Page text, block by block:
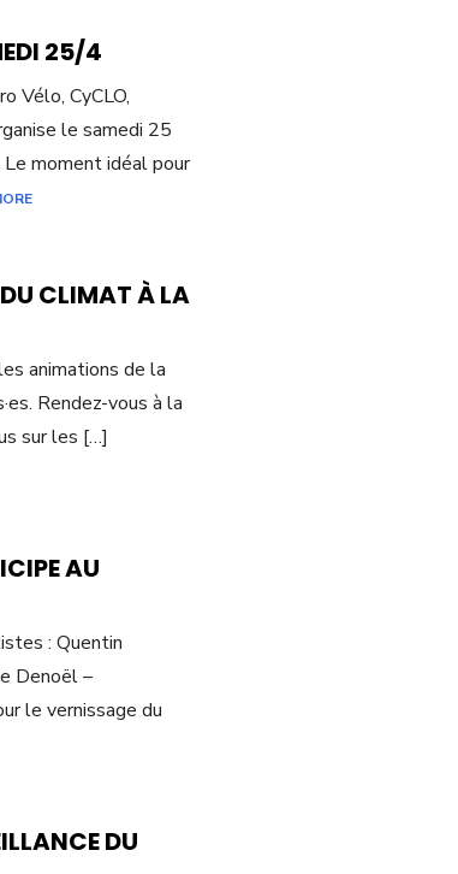
25/4
Vélo, CyCLO,
le samedi 25
Le moment idéal pour
CLIMAT À LA
animations de la
Rendez-vous à la
sur les […]
AU
: Quentin
Denoël –
le vernissage du
DU